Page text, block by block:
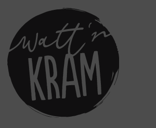
Zur Hauptnavigation springen